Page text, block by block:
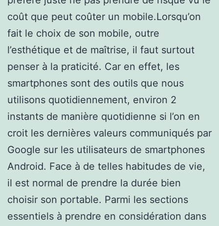
coût que peut coûter un mobile.Lorsqu’on
fait le choix de son mobile, outre
l’esthétique et de maîtrise, il faut surtout
penser à la praticité. Car en effet, les
smartphones sont des outils que nous
utilisons quotidiennement, environ 2
instants de manière quotidienne si l’on en
croit les dernières valeurs communiqués par
Google sur les utilisateurs de smartphones
Android. Face à de telles habitudes de vie,
il est normal de prendre la durée bien
choisir son portable. Parmi les sections
essentiels à prendre en considération dans